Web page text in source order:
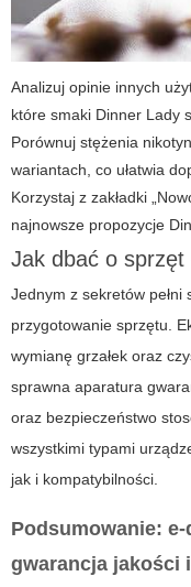
Analizuj opinie innych
które smaki Dinner Lady
Porównuj stężenia
wariantach, co ułatwia
Korzystaj z zakładki
najnowsze propozycje
Jak dbać o
Jednym z sekretów
przygotowanie sprzętu.
wymianę grzałek oraz
sprawna aparatura
oraz bezpieczeństwo
wszystkimi typami
jak i kompatybilności.
Podsumowanie:
gwarancja jakości